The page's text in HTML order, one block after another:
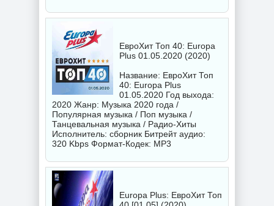
ЕвроХит Топ 40: Europa
Plus 01.05.2020 (2020)
Название: ЕвроХит Топ
40: Europa Plus
01.05.2020 Год выхода:
2020 Жанр: Музыка 2020 года /
Популярная музыка / Поп музыка /
Танцевальная музыка / Радио-Хиты
Исполнитель: сборник Битрейт аудио:
320 Kbps Формат-Кодек: MP3
Europa Plus: ЕвроХит Топ